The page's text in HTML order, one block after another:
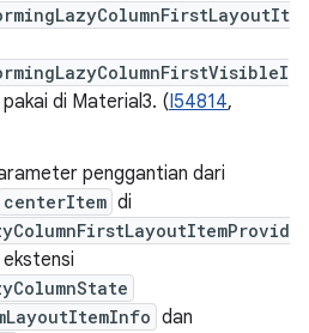
di Material3. (I54814,
penggantian dari
centerItem di
dan